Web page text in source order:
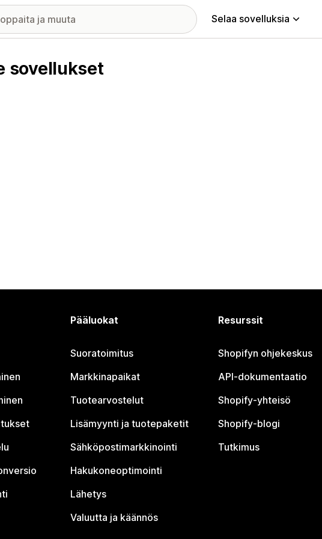
Selaa sovelluksia
sovellukset
Pääluokat
Suoratoimitus
Markkinapaikat
Tuotearvostelut
Lisämyynti ja tuotepaketit
Sähköpostimarkkinointi
Hakukoneoptimointi
Lähetys
Valuutta ja käännös
Resurssit
Shopifyn ohjekeskus
API-dokumentaatio
Shopify-yhteisö
Shopify-blogi
Tutkimus